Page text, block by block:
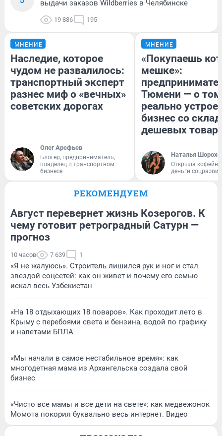
выдачи заказов Wildberries в Челябинске
19 886 195
МНЕНИЕ
Наследие, которое
чудом не развалилось:
транспортный эксперт
разнес миф о «вечных»
советских дорогах
Олег Арефьев
Блогер, предприниматель,
владелец в транспортном
бизнесе
МНЕНИЕ
«Покупаешь
мешке»:
Тюмени — о
реально
бизнес со
дешевых
Наталья
Открыла
деньги
РЕКОМЕНДУЕМ
Август перевернет жизнь Козерогов. К
чему готовит ретроградный Сатурн —
прогноз
10 часов 7 639 1
«Я не жалуюсь». Строитель лишился рук и ног и стал
звездой соцсетей: как он живет и почему его семью
искал весь Узбекистан
«На 18 отдыхающих 18 поваров». Как проходит лето в
Крыму с перебоями света и бензина, водой по графику
и налетами БПЛА
«Мы начали в самое нестабильное время»: как
многодетная мама из Архангельска создала свой
бизнес
«Чисто все мамы и все дети на свете»: как медвежонок
Момота покорил буквально весь интернет. Видео